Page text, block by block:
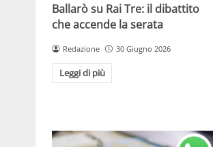
Ballarò su Rai Tre: il dibattito
che accende la serata
Redazione 30 Giugno 2026
Leggi di più